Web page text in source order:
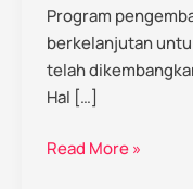
Program
berkelanjutan
telah
Hal […]
Read More »